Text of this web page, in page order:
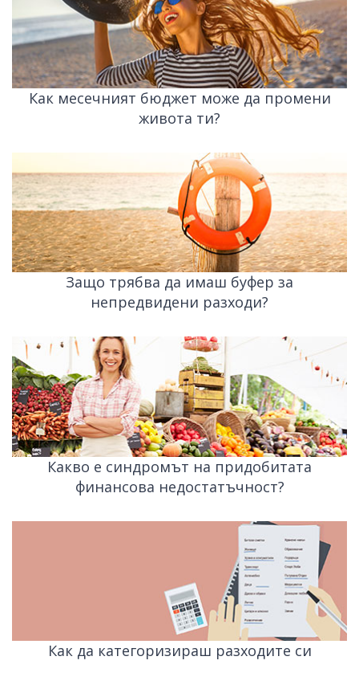
Как месечният бюджет може да промени
живота ти?
Защо трябва да имаш буфер за
непредвидени разходи?
Какво е синдромът на придобитата
финансова недостатъчност?
Как да категоризираш разходите си